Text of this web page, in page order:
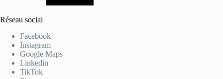
Réseau social
Facebook
Instagram
Google Maps
Linkedin
TikTok